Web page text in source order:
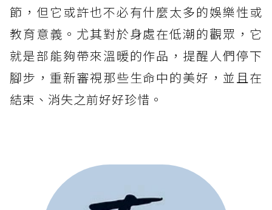
節，但它或許也不必有什麼太多的娛樂性或
教育意義。尤其對於身處在低潮的觀眾，它
就是部能夠帶來溫暖的作品，提醒人們停下
腳步，重新審視那些生命中的美好，並且在
結束、消失之前好好珍惜。